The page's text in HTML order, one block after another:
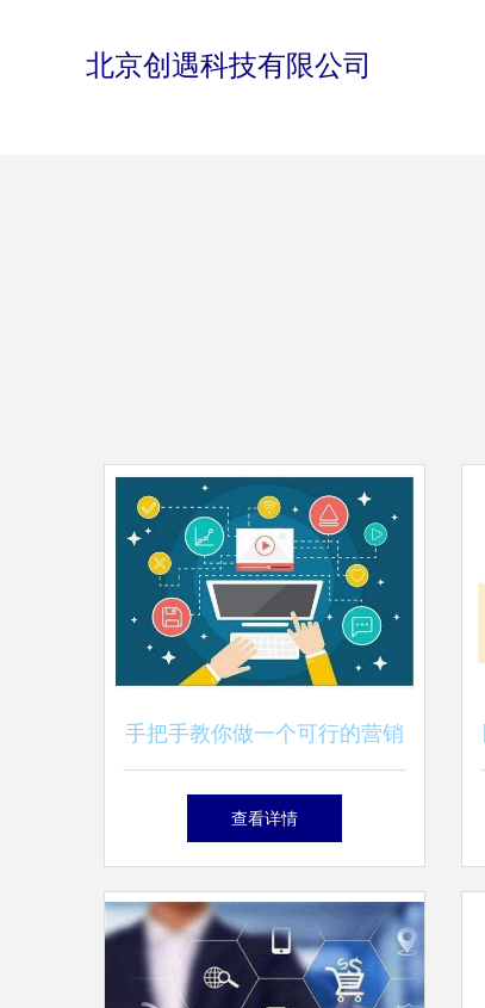
北京创遇科技有限公司
手把手教你做一个可行的营销
策划 从零到一的系统指南
查看详情